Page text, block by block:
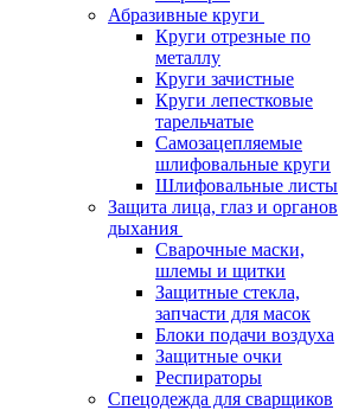
Абразивные круги
Круги отрезные по
металлу
Круги зачистные
Круги лепестковые
тарельчатые
Самозацепляемые
шлифовальные круги
Шлифовальные листы
Защита лица, глаз и органов
дыхания
Сварочные маски,
шлемы и щитки
Защитные стекла,
запчасти для масок
Блоки подачи воздуха
Защитные очки
Респираторы
Спецодежда для сварщиков